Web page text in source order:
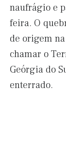
naufrágio e
feira. O
de origem
chamar o
Geórgia do
enterrado.